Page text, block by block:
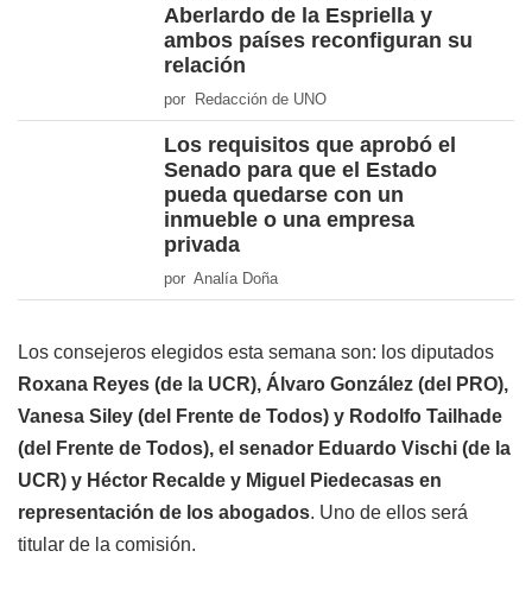
Aberlardo de la Espriella y
ambos países reconfiguran su
relación
por Redacción de UNO
Los requisitos que aprobó el
Senado para que el Estado
pueda quedarse con un
inmueble o una empresa
privada
por Analía Doña
Los consejeros elegidos esta semana son: los diputados
Roxana Reyes (de la UCR), Álvaro González (del PRO),
Vanesa Siley (del Frente de Todos) y Rodolfo Tailhade
(del Frente de Todos), el senador Eduardo Vischi (de la
UCR) y Héctor Recalde y Miguel Piedecasas en
representación de los abogados. Uno de ellos será
titular de la comisión.